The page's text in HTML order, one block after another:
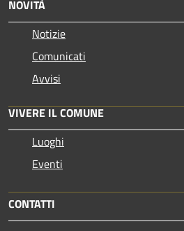
NOVITÀ
Notizie
Comunicati
Avvisi
VIVERE IL COMUNE
Luoghi
Eventi
CONTATTI